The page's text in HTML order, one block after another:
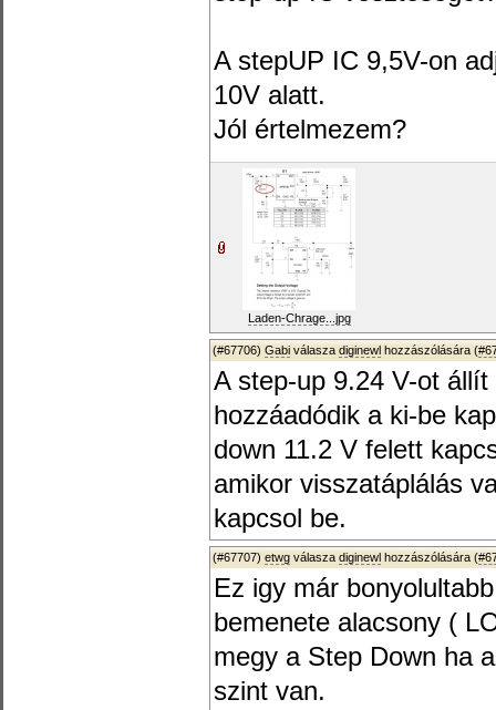
A stepUP IC 9,5V-on
10V alatt.
Jól értelmezem?
Laden-Chrage...jpg
(#67706) Gabi válasza diginewl hozzászólására (
A step-up 9.24 V-ot
hozzáadódik a ki-be
down 11.2 V felett
amikor visszatáplálás
kapcsol be.
(#67707) etwg válasza diginewl hozzászólására (
Ez igy már
bemenete alacsony (
megy a Step Down ha
szint van.